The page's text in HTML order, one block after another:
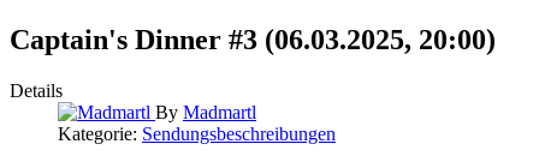
Captain's Dinner #3 (06.03.2025, 20:00)
Details
By Madmartl
Kategorie: Sendungsbeschreibungen